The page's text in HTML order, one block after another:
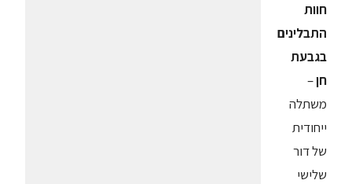
חוות
התבלינים
בגבעת
חן–
משתלה
ייחודית
של דור
שלישי